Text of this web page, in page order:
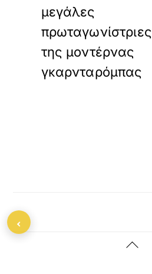
μεγάλες
πρωταγωνίστριες
της μοντέρνας
γκαρνταρόμπας
Back
‹